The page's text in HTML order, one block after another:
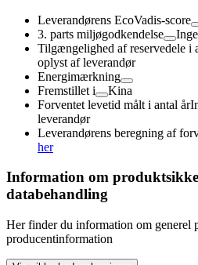
Leverandørens EcoVadis-score
3. parts miljøgodkendelse
Tilgængelighed af reservedele i
oplyst af leverandør
Energimærkning
Fremstillet i
Kina
Forventet levetid målt i antal år
leverandør
Leverandørens beregning af
her
Information om
databehandling
Her finder du information om generel
producentinformation